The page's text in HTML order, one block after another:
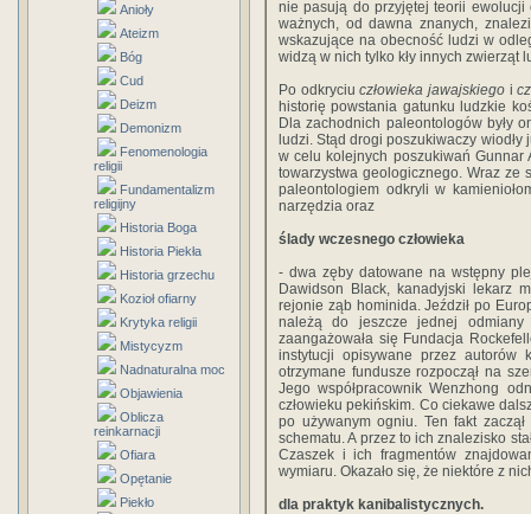
Anioły
Ateizm
Bóg
Cud
Deizm
Demonizm
Fenomenologia
religii
Fundamentalizm
religijny
Historia Boga
Historia Piekła
Historia grzechu
Kozioł ofiarny
Krytyka religii
Mistycyzm
Nadnaturalna moc
Objawienia
Oblicza
reinkarnacji
Ofiara
Opętanie
Piekło
nie pasują do przyjętej teorii ewolucji
ważnych, od dawna znanych,
wskazujące na obecność ludzi w
widzą w nich tylko kły innych zwierząt
Po odkryciuczłowieka jawajskiego i
historię powstania gatunku ludzkie
Dla zachodnich paleontologów były
ludzi. Stąd drogi poszukiwaczy
w celu kolejnych poszukiwań
towarzystwa geologicznego. Wraz ze
paleontologiem odkryli w
narzędzia oraz
ślady wczesnego człowieka
- dwa zęby datowane na wstępny
Dawidson Black, kanadyjski lekarz
rejonie ząb hominida. Jeździł po
należą do jeszcze jednej odmiany
zaangażowała się Fundacja
instytucji opisywane przez autorów
otrzymane fundusze rozpoczął na
Jego współpracownik Wenzhong
człowieku pekińskim. Co ciekawe
po używanym ogniu. Ten fakt
schematu. A przez to ich znalezisko
Czaszek i ich fragmentów
wymiaru. Okazało się, że niektóre z
dla praktyk kanibalistycznych.